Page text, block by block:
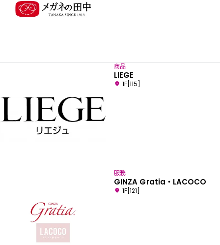
商品
LIEGE
1F[115]
服務
GINZA Gratia・LACOCO
1F[121]